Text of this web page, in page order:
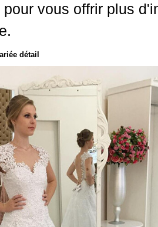
pour vous offrir plus
détail